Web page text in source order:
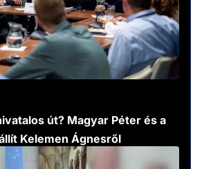
út? Magyar Péter és a
Kelemen Ágnesről